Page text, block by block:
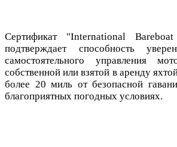
Сертификат "International
подтверждает способность
самостоятельного управления
собственной или взятой в аренду
более 20 миль от безопасной
благоприятных погодных условиях.